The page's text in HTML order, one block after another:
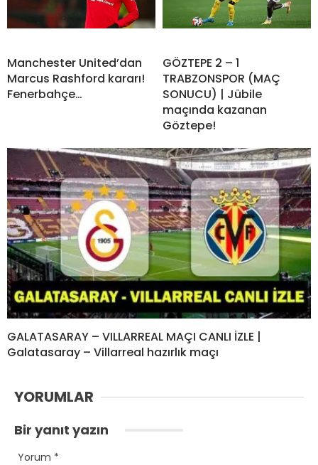
Manchester United’dan
Marcus Rashford kararı!
Fenerbahçe…
GÖZTEPE 2 – 1
TRABZONSPOR (MAÇ
SONUCU) | Jübile
maçında kazanan
Göztepe!
GALATASARAY – VILLARREAL MAÇI CANLI İZLE |
Galatasaray – Villarreal hazırlık maçı
YORUMLAR
Bir yanıt yazın
Yorum *